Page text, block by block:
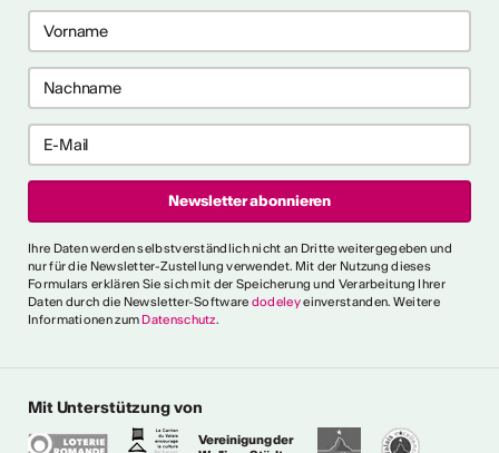
2024/2025
Ihre Daten werden selbstverständlich nicht an Dritte weitergegeben und
nur für die Newsletter-Zustellung verwendet. Mit der Nutzung dieses
Formulars erklären Sie sich mit der Speicherung und Verarbeitung Ihrer
Daten durch die Newsletter-Software dodeleyeinverstanden. Weitere
Informationen zum Datenschutz.
Mit Unterstützung von
Vereinigung der